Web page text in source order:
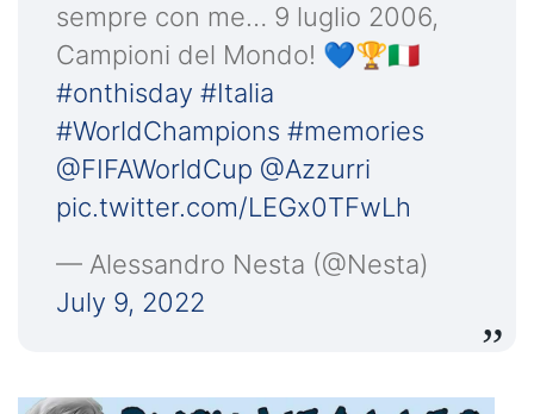
sempre con me… 9 luglio 2006,
Campioni del Mondo! 💙🏆🇮🇹
#onthisday #Italia
#WorldChampions #memories
@FIFAWorldCup @Azzurri
pic.twitter.com/LEGx0TFwLh
— Alessandro Nesta (@Nesta)
July 9, 2022